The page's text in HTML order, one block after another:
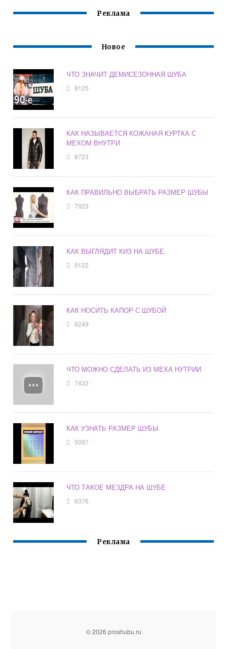
Реклама
Новое
ЧТО ЗНАЧИТ ДЕМИСЕЗОННАЯ ШУБА
8125
КАК НАЗЫВАЕТСЯ КОЖАНАЯ КУРТКА С
МЕХОМ ВНУТРИ
8723
КАК ПРАВИЛЬНО ВЫБРАТЬ РАЗМЕР ШУБЫ
7923
КАК ВЫГЛЯДИТ КИЗ НА ШУБЕ
5122
КАК НОСИТЬ КАПОР С ШУБОЙ
9249
ЧТО МОЖНО СДЕЛАТЬ ИЗ МЕХА НУТРИИ
7432
КАК УЗНАТЬ РАЗМЕР ШУБЫ
5097
ЧТО ТАКОЕ МЕЗДРА НА ШУБЕ
6376
Реклама
© 2026 proshubu.ru